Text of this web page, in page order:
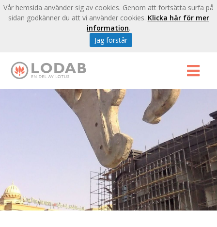
Vår hemsida använder sig av cookies. Genom att fortsätta surfa på
sidan godkänner du att vi använder cookies. Klicka här för mer
information.
Jag förstår